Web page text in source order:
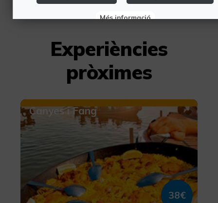
Experiències
pròximes
Canyes i Fang
38€
Més informació